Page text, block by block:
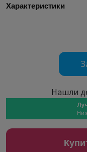
Характеристики
Нашли